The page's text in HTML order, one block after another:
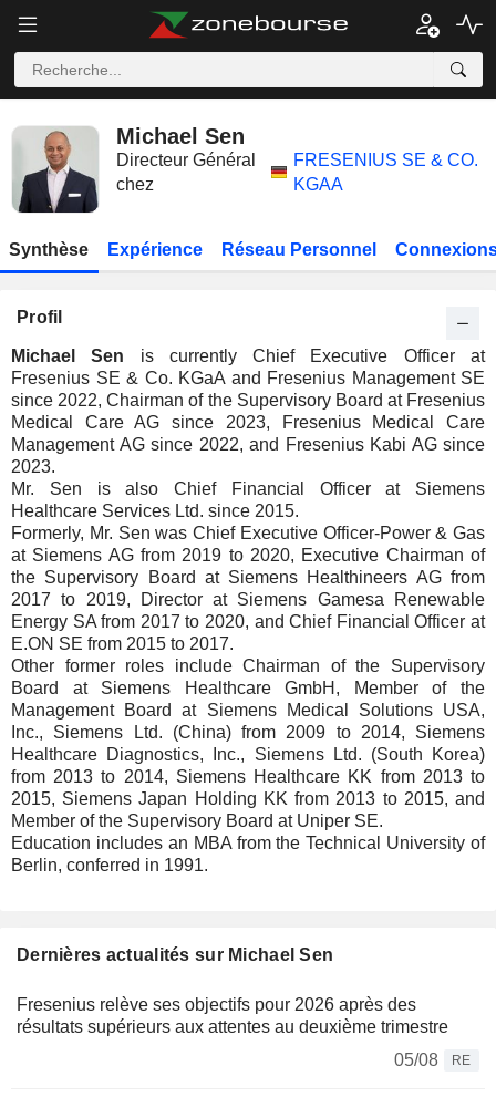
Michael Sen
Directeur Général
chez
FRESENIUS SE & CO.
KGAA
Synthèse Expérience Réseau Personnel
Profil
Michael Sen is currently Chief Executive Officer at
Fresenius SE & Co. KGaA and Fresenius Management SE
since 2022, Chairman of the Supervisory Board at Fresenius
Medical Care AG since 2023, Fresenius Medical Care
Management AG since 2022, and Fresenius Kabi AG since
2023.
Mr. Sen is also Chief Financial Officer at Siemens
Healthcare Services Ltd. since 2015.
Formerly, Mr. Sen was Chief Executive Officer-Power & Gas
at Siemens AG from 2019 to 2020, Executive Chairman of
the Supervisory Board at Siemens Healthineers AG from
2017 to 2019, Director at Siemens Gamesa Renewable
Energy SA from 2017 to 2020, and Chief Financial Officer at
E.ON SE from 2015 to 2017.
Other former roles include Chairman of the Supervisory
Board at Siemens Healthcare GmbH, Member of the
Management Board at Siemens Medical Solutions USA,
Inc., Siemens Ltd. (China) from 2009 to 2014, Siemens
Healthcare Diagnostics, Inc., Siemens Ltd. (South Korea)
from 2013 to 2014, Siemens Healthcare KK from 2013 to
2015, Siemens Japan Holding KK from 2013 to 2015, and
Member of the Supervisory Board at Uniper SE.
Education includes an MBA from the Technical University of
Berlin, conferred in 1991.
Dernières actualités sur Michael Sen
Fresenius relève ses objectifs pour 2026 après des
résultats supérieurs aux attentes au deuxième trimestre
05/08
RE